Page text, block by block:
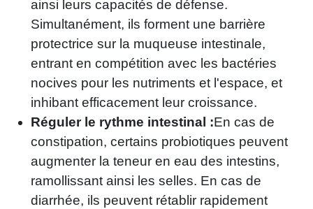
ainsi leurs capacités de défense.
Simultanément, ils forment une barrière
protectrice sur la muqueuse intestinale,
entrant en compétition avec les bactéries
nocives pour les nutriments et l'espace, et
inhibant efficacement leur croissance.
Réguler le rythme intestinal :En cas de
constipation, certains probiotiques peuvent
augmenter la teneur en eau des intestins,
ramollissant ainsi les selles. En cas de
diarrhée, ils peuvent rétablir rapidement